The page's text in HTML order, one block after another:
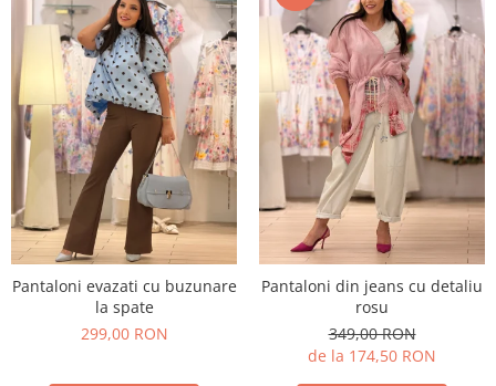
Pantaloni evazati cu buzunare
la spate
299,00 RON
Pantaloni din jeans cu detaliu
rosu
349,00 RON
de la 174,50 RON